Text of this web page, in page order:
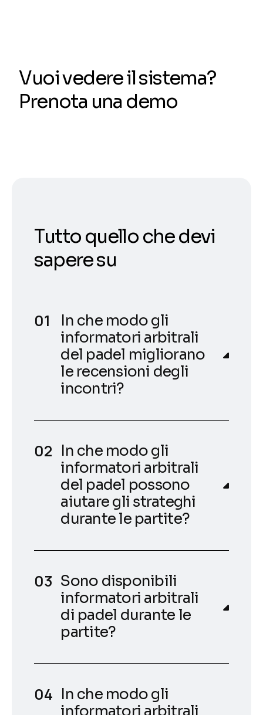
Vuoi vedere il sistema?
Prenota una demo
Tutto quello che devi
sapere su
In che modo gli
informatori arbitrali
del padel migliorano
le recensioni degli
incontri?
In che modo gli
informatori arbitrali
del padel possono
aiutare gli strateghi
durante le partite?
Sono disponibili
informatori arbitrali
di padel durante le
partite?
In che modo gli
informatori arbitrali